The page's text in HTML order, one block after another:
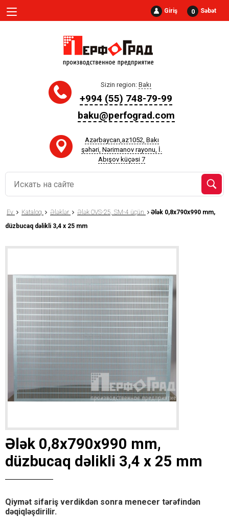
Giriş 0 Səbət
Sizin region: Bakı
+994 (55) 748-79-99
baku@perfograd.com
Azərbaycan,az1052, Bakı
şəhəri, Nərimanov rayonu, İ.
Abışov küçəsi 7
Ev Kataloq Ələklər Ələk OVS-25, SM-4 üçün
Ələk 0,8x790x990 mm,
düzbucaq dəlikli 3,4 x 25 mm
Ələk 0,8x790x990 mm,
düzbucaq dəlikli 3,4 x 25 mm
Qiymət sifariş verdikdən sonra menecer tərəfindən
dəqiqləşdirilir.